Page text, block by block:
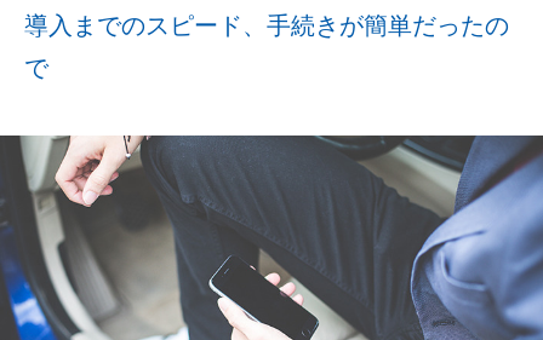
導入までのスピード、手続きが簡単だったの
で